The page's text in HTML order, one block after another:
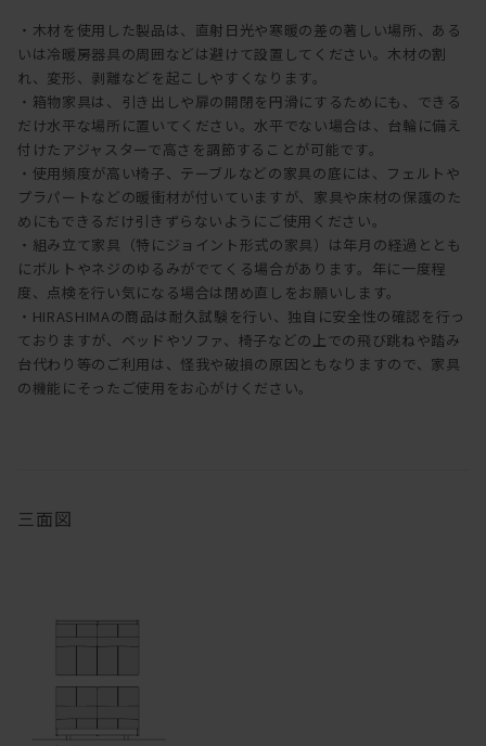
・木材を使用した製品は、直射日光や寒暖の差の著しい場所、ある
いは冷暖房器具の周囲などは避けて設置してください。木材の割
れ、変形、剥離などを起こしやすくなります。
・箱物家具は、引き出しや扉の開閉を円滑にするためにも、できる
だけ水平な場所に置いてください。水平でない場合は、台輪に備え
付けたアジャスターで高さを調節することが可能です。
・使用頻度が高い椅子、テーブルなどの家具の底には、フェルトや
プラパートなどの暖衝材が付いていますが、家具や床材の保護のた
めにもできるだけ引きずらないようにご使用ください。
・組み立て家具（特にジョイント形式の家具）は年月の経過ととも
にボルトやネジのゆるみがでてくる場合があります。年に一度程
度、点検を行い気になる場合は閉め直しをお願いします。
・HIRASHIMAの商品は耐久試験を行い、独自に安全性の確認を行っ
ておりますが、ベッドやソファ、椅子などの上での飛び跳ねや踏み
台代わり等のご利用は、怪我や破損の原因ともなりますので、家具
の機能にそったご使用をお心がけください。
三面図